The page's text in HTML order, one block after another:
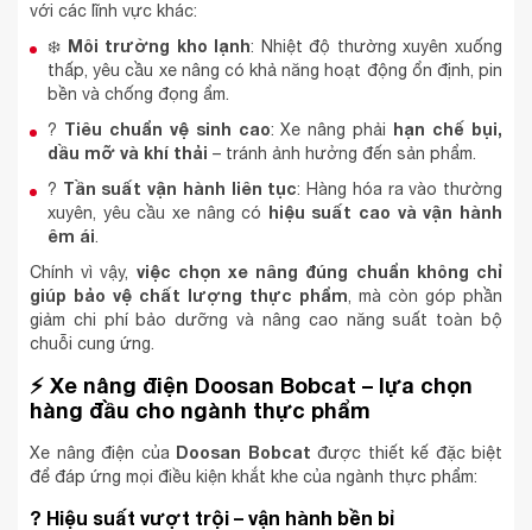
với các lĩnh vực khác:
❄️ Môi trường kho lạnh: Nhiệt độ thường xuyên xuống
thấp, yêu cầu xe nâng có khả năng hoạt động ổn định, pin
bền và chống đọng ẩm.
? Tiêu chuẩn vệ sinh cao: Xe nâng phải hạn chế bụi,
dầu mỡ và khí thải – tránh ảnh hưởng đến sản phẩm.
? Tần suất vận hành liên tục: Hàng hóa ra vào thường
xuyên, yêu cầu xe nâng có hiệu suất cao và vận hành
êm ái
Chính vì vậy, việc chọn xe nâng đúng chuẩn không chỉ
giúp bảo vệ chất lượng thực phẩm , mà còn góp phần
giảm chi phí bảo dưỡng và nâng cao năng suất toàn bộ
chuỗi cung ứng.
⚡ Xe nâng điện Doosan Bobcat – lựa chọn
hàng đầu cho ngành thực phẩm
Xe nâng điện của Doosan Bobcat được thiết kế đặc biệt
để đáp ứng mọi điều kiện khắt khe của ngành thực phẩm:
? Hiệu suất vượt trội – vận hành bền bỉ